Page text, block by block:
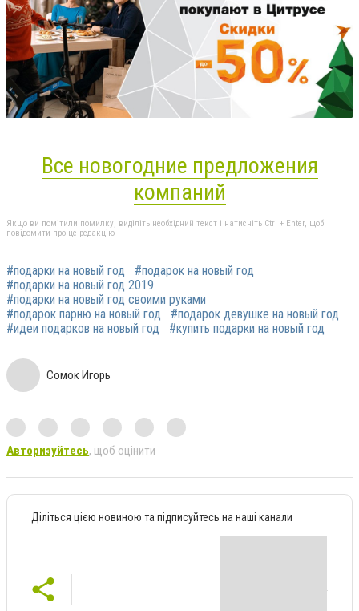
Все новогодние предложения
компаний
Якщо ви помітили помилку, виділіть необхідний текст і натисніть Ctrl + Enter, щоб
повідомити про це редакцію
#подарки на новый год
#подарок на новый год
#подарки на новый год 2019
#подарки на новый год своими руками
#подарок парню на новый год
#подарок девушке на новый год
#идеи подарков на новый год
#купить подарки на новый год
Сомок Игорь
Авторизуйтесь, щоб оцінити
Діліться цією новиною та підписуйтесь на наші канали